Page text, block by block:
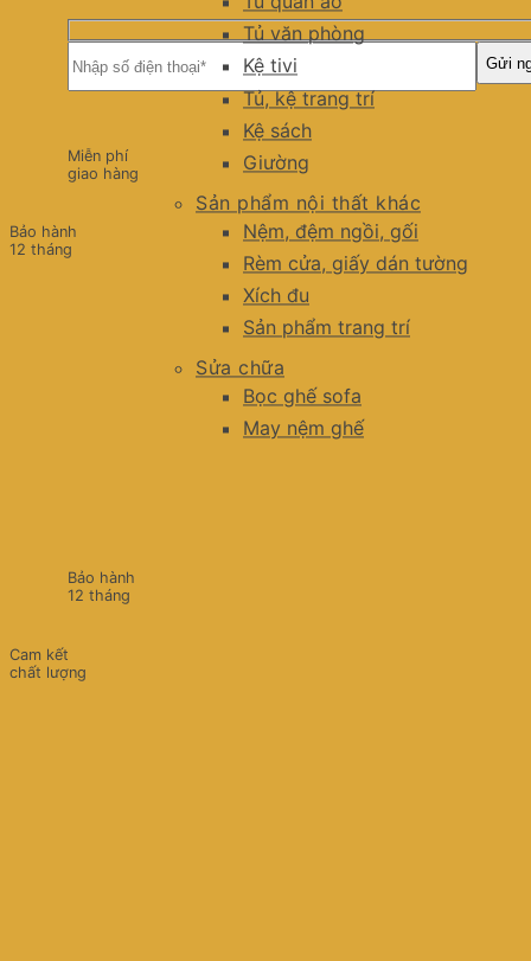
Tủ văn phòng
Kệ tivi
Tủ, kệ trang trí
Kệ sách
Giường
Sản phẩm nội thất khác
Nệm, đệm ngồi, gối
Rèm cửa, giấy dán tường
Xích đu
Sản phẩm trang trí
Sửa chữa
Bọc ghế sofa
May nệm ghế
Miễn phí
giao hàng
Bảo hành
12 tháng
Bảo hành
12 tháng
Cam kết
chất lượng